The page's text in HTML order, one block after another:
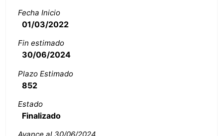
Fecha Inicio
01/03/2022
Fin estimado
30/06/2024
Plazo Estimado
852
Estado
Finalizado